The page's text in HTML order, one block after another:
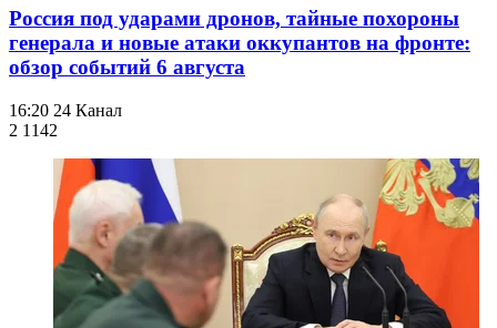
Россия под ударами дронов, тайные похороны
генерала и новые атаки оккупантов на фронте:
обзор событий 6 августа
16:20 24 Канал
2 1142